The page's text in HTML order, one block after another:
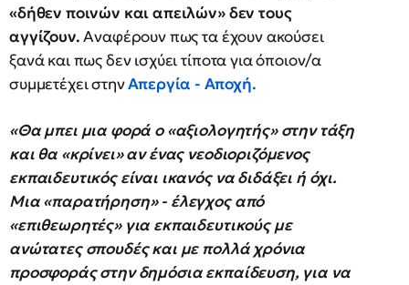
«δήθεν ποινών και απειλών» δεν τους
αγγίζουν.Αναφέρουν πως τα έχουν ακούσει
ξανά και πως δεν ισχύει τίποτα για όποιον/α
συμμετέχει στηνΑπεργία - Αποχή.
«Θα μπει μια φορά ο «αξιολογητής» στην τάξη
και θα «κρίνει» αν ένας νεοδιοριζόμενος
εκπαιδευτικός είναι ικανός να διδάξει ή όχι.
Μια «παρατήρηση» - έλεγχος από
«επιθεωρητές» για εκπαιδευτικούς με
ανώτατες σπουδές και με πολλά χρόνια
προσφοράς στην δημόσια εκπαίδευση, για να